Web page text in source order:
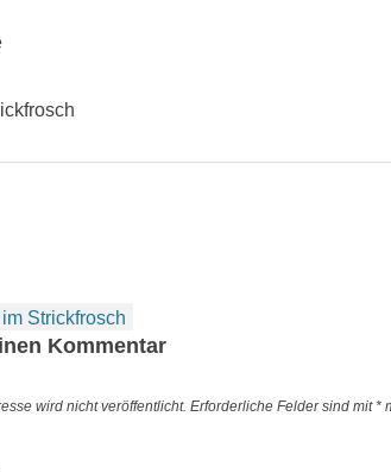
Strickfrosch
Kommentar
wird nicht veröffentlicht. Erforderliche Felder sind mit*